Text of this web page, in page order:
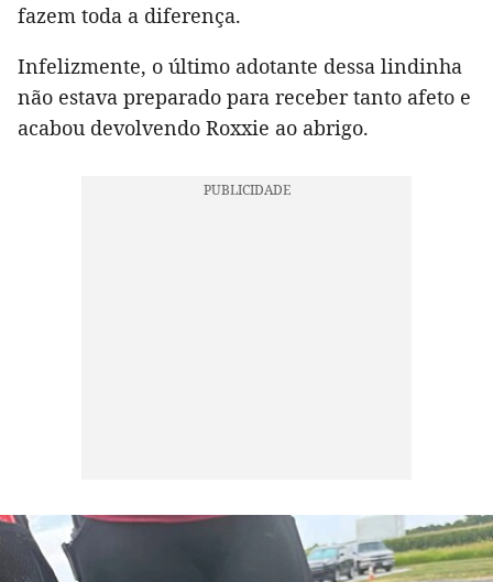
fazem toda a diferença.
Infelizmente, o último adotante dessa lindinha
não estava preparado para receber tanto afeto e
acabou devolvendo Roxxie ao abrigo.